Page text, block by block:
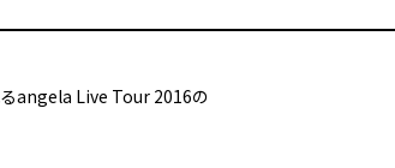
angela Live Tour 2016の